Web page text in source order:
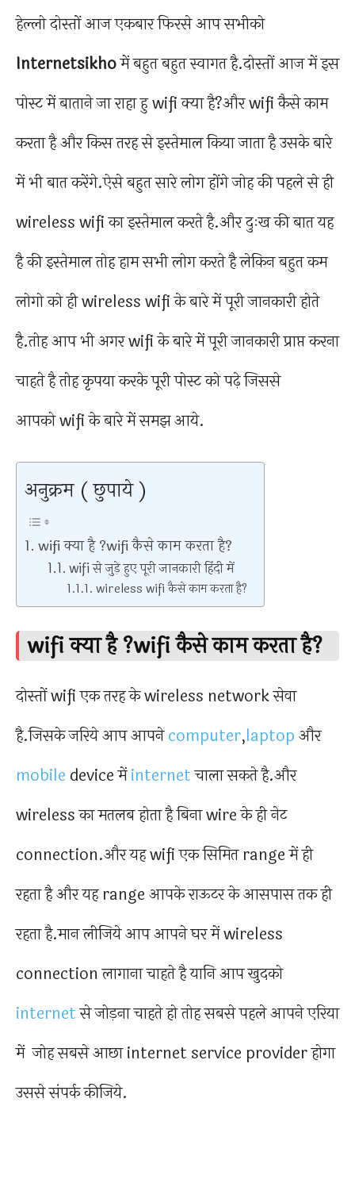
हेल्लो दोस्तों आज एकबार फिरसे आप सभीको
Internetsikhoमें बहुत बहुत स्वागत है.दोस्तों आज में इस
पोस्ट में बाताने जा राहा हु wifi क्या है?और wifi कैसे काम
करता है और किस तरह से इस्तेमाल किया जाता है उसके बारे
में भी बात करेंगे.ऐसे बहुत सारे लोग होंगे जोह की पहले से ही
wireless wifi का इस्तेमाल करते है.और दुःख की बात यह
है की इस्तेमाल तोह हाम सभी लोग करते है लेकिन बहुत कम
लोगो को ही wireless wifi के बारे में पूरी जानकारी होते
है.तोह आप भी अगर wifi के बारे में पूरी जानकारी प्राप्त करना
चाहते है तोह कृपया करके पूरी पोस्ट को पढ़े जिससे
आपको wifi के बारे में समझ आये.
अनुक्रम ( छुपाये )
wifi क्या है ?wifi कैसे काम करता है?
wifi से जुड़े हुए पूरी जानकारी हिंदी में
wireless wifi कैसे काम करता है?
wifi क्या है ?wifi कैसे काम करता है?
दोस्तों wifi एक तरह के wireless network सेवा
है.जिसके जरिये आप आपनेcomputer,laptopऔर
mobile device मेंinternetचाला सकते है.और
wireless का मतलब होता है बिना wire के ही नेट
connection.और यह wifi एक सिमित range में ही
रहता है और यह range आपके राऊटर के आसपास तक ही
रहता है.मान लीजिये आप आपने घर में wireless
connection लागाना चाहते है यानि आप खुदको
internetसे जोड़ना चाहते हो तोह सबसे पहले आपने एरिया
में जोह सबसे आछा internet service provider होगा
उससे संपर्क कीजिये.